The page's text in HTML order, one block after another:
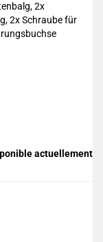
2x
2x Schraube für
actuellement